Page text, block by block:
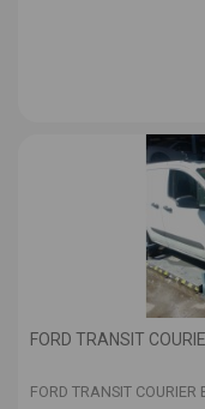
FORD TRANSIT
FORD TRANSIT